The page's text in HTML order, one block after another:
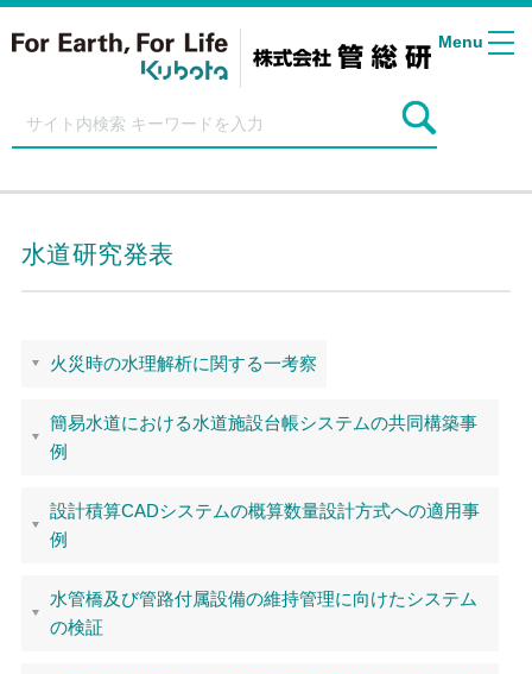
Menu
水道研究発表
火災時の水理解析に関する一考察
簡易水道における水道施設台帳システムの共同構築事
例
設計積算CADシステムの概算数量設計方式への適用事
例
水管橋及び管路付属設備の維持管理に向けたシステム
の検証